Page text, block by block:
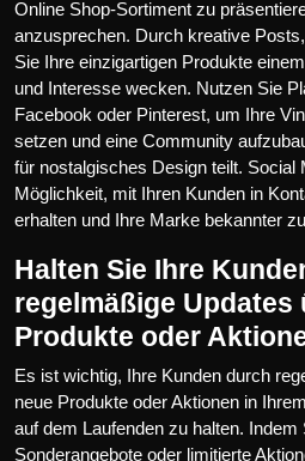
Online Shop-Sortiment zu
anzusprechen. Durch kreative
Sie Ihre einzigartigen Produkte
und Interesse wecken. Nutzen Sie
Facebook oder Pinterest, um Ihre
setzen und eine Community
für nostalgisches Design teilt. Social
Möglichkeit, mit Ihren Kunden in
erhalten und Ihre Marke bekannter
Halten Sie Ihre
regelmäßige Updates
Produkte oder
Es ist wichtig, Ihre Kunden durch
neue Produkte oder Aktionen in
auf dem Laufenden zu halten.
Sonderangebote oder limitierte